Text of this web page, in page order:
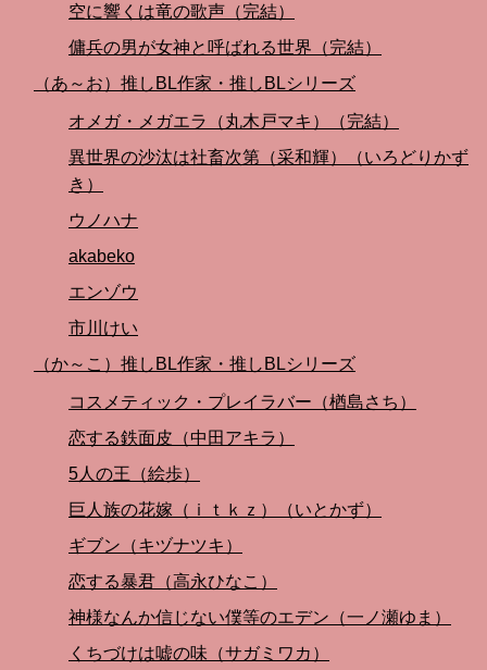
空に響くは竜の歌声（完結）
傭兵の男が女神と呼ばれる世界（完結）
（あ～お）推しBL作家・推しBLシリーズ
オメガ・メガエラ（丸木戸マキ）（完結）
異世界の沙汰は社畜次第（采和輝）（いろどりかず
き）
ウノハナ
akabeko
エンゾウ
市川けい
（か～こ）推しBL作家・推しBLシリーズ
コスメティック・プレイラバー（楢島さち）
恋する鉄面皮（中田アキラ）
5人の王（絵歩）
巨人族の花嫁（ｉｔｋｚ）（いとかず）
ギブン（キヅナツキ）
恋する暴君（高永ひなこ）
神様なんか信じない僕等のエデン（一ノ瀬ゆま）
くちづけは嘘の味（サガミワカ）